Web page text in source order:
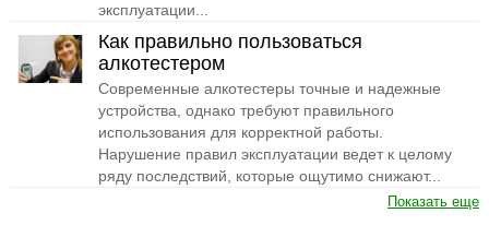
эксплуатации...
Как правильно пользоваться
алкотестером
Современные алкотестеры точные и надежные
устройства, однако требуют правильного
использования для корректной работы.
Нарушение правил эксплуатации ведет к целому
ряду последствий, которые ощутимо снижают...
Показать еще